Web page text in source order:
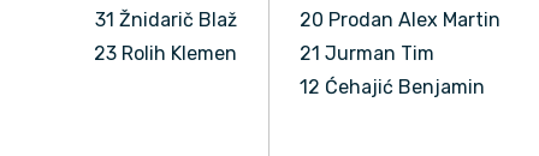
31 Žnidarič Blaž
23 Rolih Klemen
20 Prodan Alex Martin
21 Jurman Tim
12 Ćehajić Benjamin